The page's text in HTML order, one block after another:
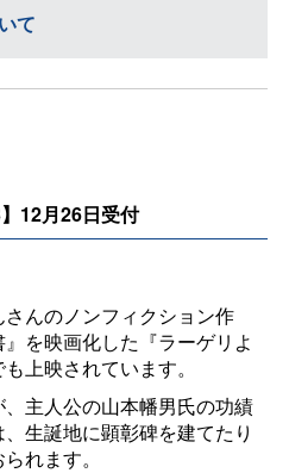
て
12月26日受付
んのノンフィクション作
を映画化した『ラーゲリよ
上映されています。
主人公の山本幡男氏の功績
生誕地に顕彰碑を建てたり
れます。